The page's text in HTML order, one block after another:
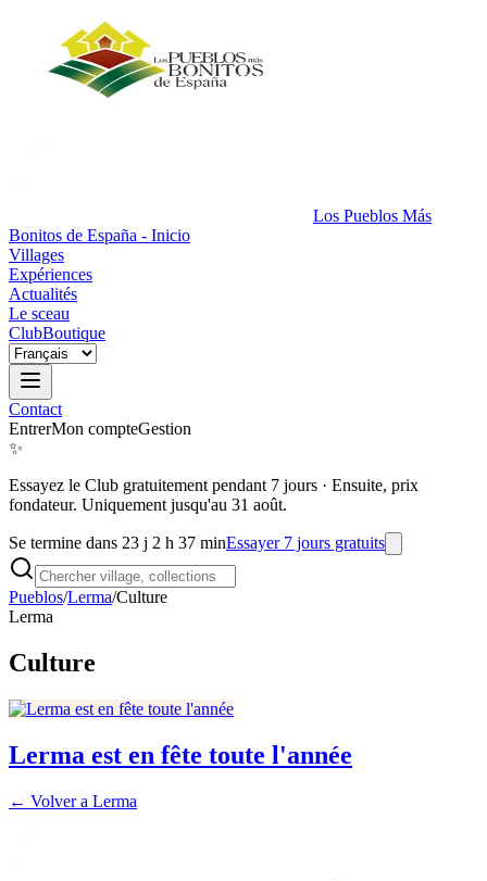
Los Pueblos Más
Bonitos de España - Inicio
Villages
Expériences
Actualités
Le sceau
ClubBoutique
Contact
EntrerMon compteGestion
✨
Essayez le Club gratuitement pendant 7 jours · Ensuite, prix
fondateur. Uniquement jusqu'au 31 août.
Se termine dans 23 j 2 h 37 minEssayer 7 jours gratuits
Pueblos/Lerma/Culture
Lerma
Culture
Lerma est en fête toute l'année
← Volver a Lerma